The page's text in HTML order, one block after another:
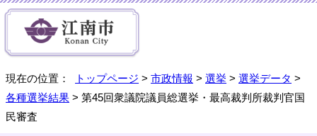
現在の位置： トップページ > 市政情報 > 選挙 > 選挙データ >
各種選挙結果 > 第45回衆議院議員総選挙・最高裁判所裁判官国
民審査